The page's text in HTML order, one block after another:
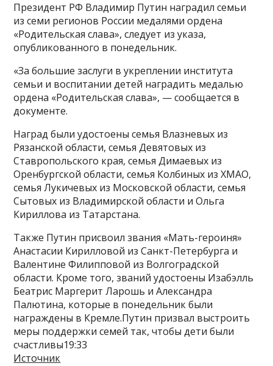
Президент РФ Владимир Путин наградил семьи
из семи регионов России медалями ордена
«Родительская слава», следует из указа,
опубликованного в понедельник.
«За большие заслуги в укреплении института
семьи и воспитании детей наградить медалью
ордена «Родительская слава», — сообщается в
документе.
Наград были удостоены семья Влазневых из
Рязанской области, семья Девятовых из
Ставропольского края, семья Димаевых из
Оренбургской области, семья Колбиных из ХМАО,
семья Лукичевых из Московской области, семья
Сытовых из Владимирской области и Ольга
Кириллова из Татарстана.
Также Путин присвоил звания «Мать-героиня»
Анастасии Кирилловой из Санкт-Петербурга и
Валентине Филипповой из Волгоградской
области. Кроме того, званий удостоены Изабэлль
Беатрис Маргерит Ларошь и Александра
Палютина, которые в понедельник были
награждены в Кремле.Путин призвал выстроить
меры поддержки семей так, чтобы дети были
счастливы19:33
Источник